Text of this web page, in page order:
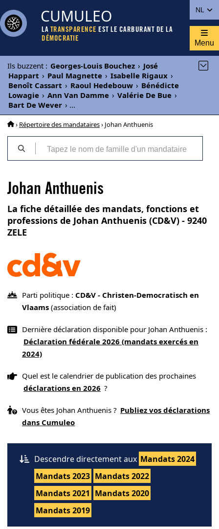
NL
CUMULEO
LA TRANSPARENCE EST LE CARBURANT DE LA
DÉMOCRATIE
Menu
Ils buzzent : Georges-Louis Bouchez › José
Happart › Paul Magnette › Isabelle Rigaux ›
Benoît Cassart › Raoul Hedebouw › Bénédicte
Lowagie › Ann Van Damme › Valérie De Bue ›
Bart De Wever › ...
› Répertoire des mandataires› Johan Anthuenis
Johan Anthuenis
La fiche détaillée des mandats, fonctions et
professions de Johan Anthuenis (CD&V) - 9240
ZELE
Parti politique : CD&V - Christen-Democratisch en
Vlaams (association de fait)
Dernière déclaration disponible pour Johan Anthuenis :
Déclaration fédérale 2026 (mandats exercés en
2024)
Quel est le calendrier de publication des prochaines
déclarations en 2026 ?
Vous êtes Johan Anthuenis ? Publiez vos déclarations
dans Cumuleo
Descendre directement aux Mandats 2024
Mandats 2023 Mandats 2022
Mandats 2021 Mandats 2020
Mandats 2019